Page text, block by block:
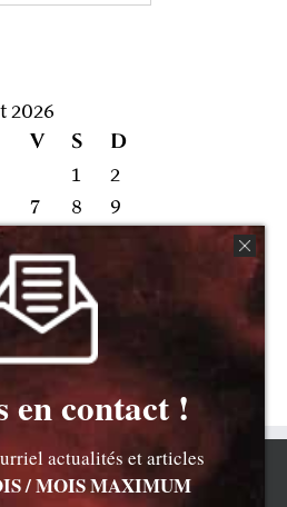
2026
V S D
1
2
7 8
9
20 21 22
28 29
en contact !
actualités et articles
/ MOIS MAXIMUM